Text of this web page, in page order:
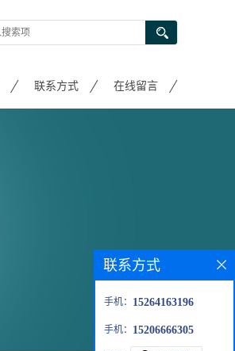
联系方式 在线留言
联系方式
手机： 15264163196
手机： 15206666305